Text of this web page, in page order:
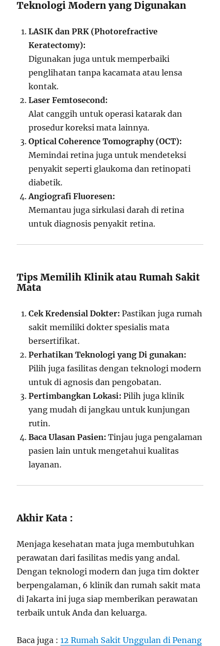
Teknologi Modern yang Digunakan
LASIK dan PRK (Photorefractive
Keratectomy):
Digunakan juga untuk memperbaiki
penglihatan tanpa kacamata atau lensa
kontak.
Laser Femtosecond:
Alat canggih untuk operasi katarak dan
prosedur koreksi mata lainnya.
Optical Coherence Tomography (OCT):
Memindai retina juga untuk mendeteksi
penyakit seperti glaukoma dan retinopati
diabetik.
Angiografi Fluoresen:
Memantau juga sirkulasi darah di retina
untuk diagnosis penyakit retina.
Tips Memilih Klinik atau Rumah Sakit
Mata
Cek Kredensial Dokter: Pastikan juga rumah
sakit memiliki dokter spesialis mata
bersertifikat.
Perhatikan Teknologi yang Di gunakan:
Pilih juga fasilitas dengan teknologi modern
untuk di agnosis dan pengobatan.
Pertimbangkan Lokasi: Pilih juga klinik
yang mudah di jangkau untuk kunjungan
rutin.
Baca Ulasan Pasien: Tinjau juga pengalaman
pasien lain untuk mengetahui kualitas
layanan.
Akhir Kata :
Menjaga kesehatan mata juga membutuhkan
perawatan dari fasilitas medis yang andal.
Dengan teknologi modern dan juga tim dokter
berpengalaman, 6 klinik dan rumah sakit mata
di Jakarta ini juga siap memberikan perawatan
terbaik untuk Anda dan keluarga.
Baca juga :12 Rumah Sakit Unggulan di Penang